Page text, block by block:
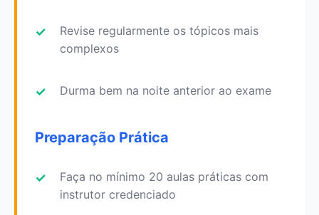
Revise regularmente os tópicos mais
complexos
Durma bem na noite anterior ao exame
Preparação Prática
Faça no mínimo 20 aulas práticas com
instrutor credenciado